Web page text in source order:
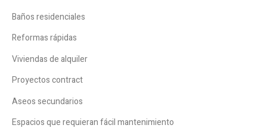
Baños residenciales
Reformas rápidas
Viviendas de alquiler
Proyectos contract
Aseos secundarios
Espacios que requieran fácil mantenimiento